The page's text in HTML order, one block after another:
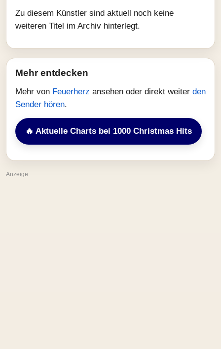
Zu diesem Künstler sind aktuell noch keine
weiteren Titel im Archiv hinterlegt.
Mehr entdecken
Mehr von Feuerherz ansehen oder direkt weiter den
Sender hören.
🔥 Aktuelle Charts bei 1000 Christmas Hits
Anzeige